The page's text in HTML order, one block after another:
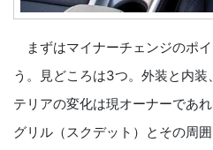
まずはマイナーチェンジのポ
う。見どころは3つ。外装と内
テリアの変化は現オーナーであ
グリル（スクデット）とその周